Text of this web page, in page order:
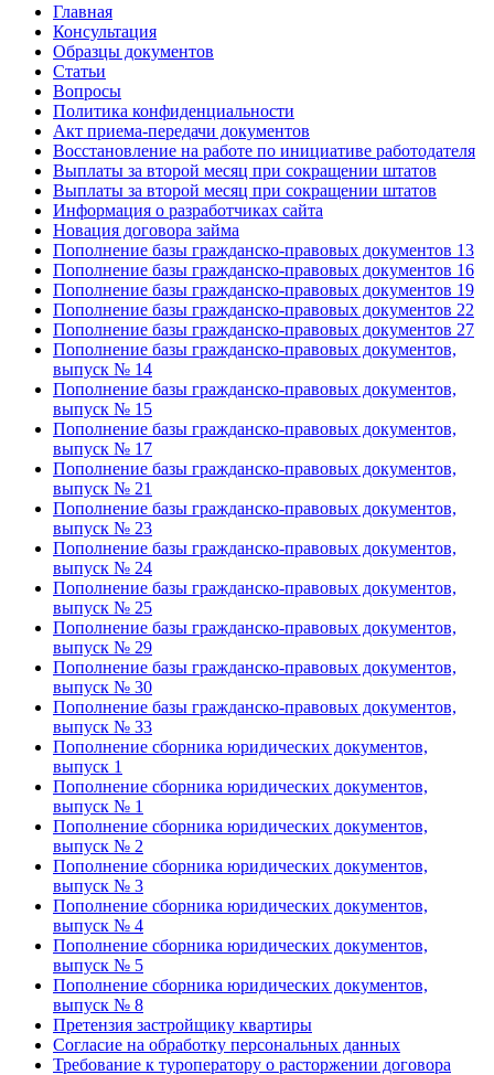
Главная
Консультация
Образцы документов
Статьи
Вопросы
Политика конфиденциальности
Акт приема-передачи документов
Восстановление на работе по инициативе работодателя
Выплаты за второй месяц при сокращении штатов
Выплаты за второй месяц при сокращении штатов
Информация о разработчиках сайта
Новация договора займа
Пополнение базы гражданско-правовых документов 13
Пополнение базы гражданско-правовых документов 16
Пополнение базы гражданско-правовых документов 19
Пополнение базы гражданско-правовых документов 22
Пополнение базы гражданско-правовых документов 27
Пополнение базы гражданско-правовых документов,
выпуск № 14
Пополнение базы гражданско-правовых документов,
выпуск № 15
Пополнение базы гражданско-правовых документов,
выпуск № 17
Пополнение базы гражданско-правовых документов,
выпуск № 21
Пополнение базы гражданско-правовых документов,
выпуск № 23
Пополнение базы гражданско-правовых документов,
выпуск № 24
Пополнение базы гражданско-правовых документов,
выпуск № 25
Пополнение базы гражданско-правовых документов,
выпуск № 29
Пополнение базы гражданско-правовых документов,
выпуск № 30
Пополнение базы гражданско-правовых документов,
выпуск № 33
Пополнение сборника юридических документов,
выпуск 1
Пополнение сборника юридических документов,
выпуск № 1
Пополнение сборника юридических документов,
выпуск № 2
Пополнение сборника юридических документов,
выпуск № 3
Пополнение сборника юридических документов,
выпуск № 4
Пополнение сборника юридических документов,
выпуск № 5
Пополнение сборника юридических документов,
выпуск № 8
Претензия застройщику квартиры
Согласие на обработку персональных данных
Требование к туроператору о расторжении договора